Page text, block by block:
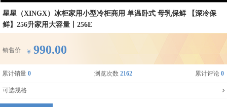
星星（XINGX）冰柜家用小型冷柜商用 单温卧式 母乳保鲜 【深冷保
鲜】256升家用大容量丨256E
销售价 ￥ 990.00
累计销量 0 浏览次数 2162 累计评论 0
可选规格